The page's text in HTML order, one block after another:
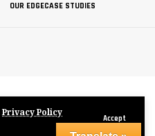
Privacy Policy
Accept
OUR EDGECASE STUDIES